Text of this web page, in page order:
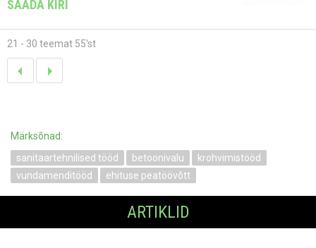
SAADA KIRI
21 - 30 teemat 55'st
Märksõnad:
sanitaartehnilised tööd
betoonivalu
krohvimistööd
vundamenditööd
ehituse peatöövõtt
ARTIKLID